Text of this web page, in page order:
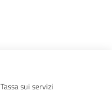
Tassa sui servizi